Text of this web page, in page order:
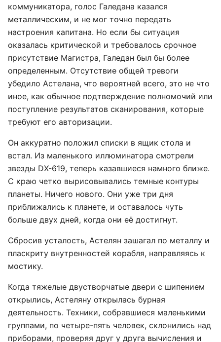
коммуникатора, голос Галедана казался
металлическим, и не мог точно передать
настроения капитана. Но если бы ситуация
оказалась критической и требовалось срочное
присутствие Магистра, Галедан был бы более
определенным. Отсутствие общей тревоги
убедило Астелана, что вероятней всего, это не что
иное, как обычное подтверждение полномочий или
поступление результатов сканирования, которые
требуют его авторизации.
Он аккуратно положил списки в ящик стола и
встал. Из маленького иллюминатора смотрели
звезды DX-619, теперь казавшиеся намного ближе.
С краю четко вырисовывались темные контуры
планеты. Ничего нового. Они уже три дня
приближались к планете, и оставалось чуть
больше двух дней, когда они её достигнут.
Сбросив усталость, Астелян зашагал по металлу и
пласкриту внутренностей корабля, направляясь к
мостику.
Когда тяжелые двустворчатые двери с шипением
открылись, Астеляну открылась бурная
деятельность. Техники, собравшиеся маленькими
группами, по четыре-пять человек, склонились над
приборами, проверяя друг у друга вычисления и